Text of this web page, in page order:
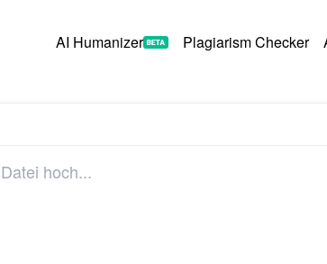
AI Humanizer Plagiarism Checker